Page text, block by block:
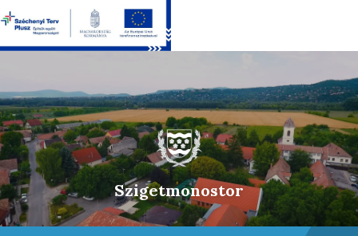
content
main
navigation
footer
Szigetmonostor